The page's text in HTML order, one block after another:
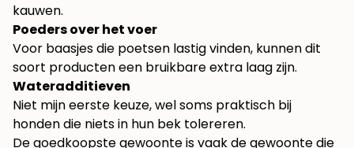
kauwen.
Poeders over het voer
Voor baasjes die poetsen lastig vinden, kunnen dit
soort producten een bruikbare extra laag zijn.
Wateradditieven
Niet mijn eerste keuze, wel soms praktisch bij
honden die niets in hun bek tolereren.
De goedkoopste gewoonte is vaak de gewoonte die